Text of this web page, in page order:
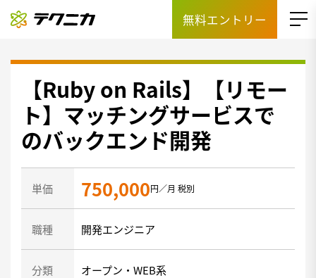
無料エントリー
【Ruby on Rails】【リモー
ト】マッチングサービスで
のバックエンド開発
単価 750,000円／月 税別
職種 開発エンジニア
分類 オープン・WEB系